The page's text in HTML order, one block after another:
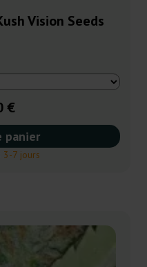
Vision Seeds
€
panier
3-7 jours